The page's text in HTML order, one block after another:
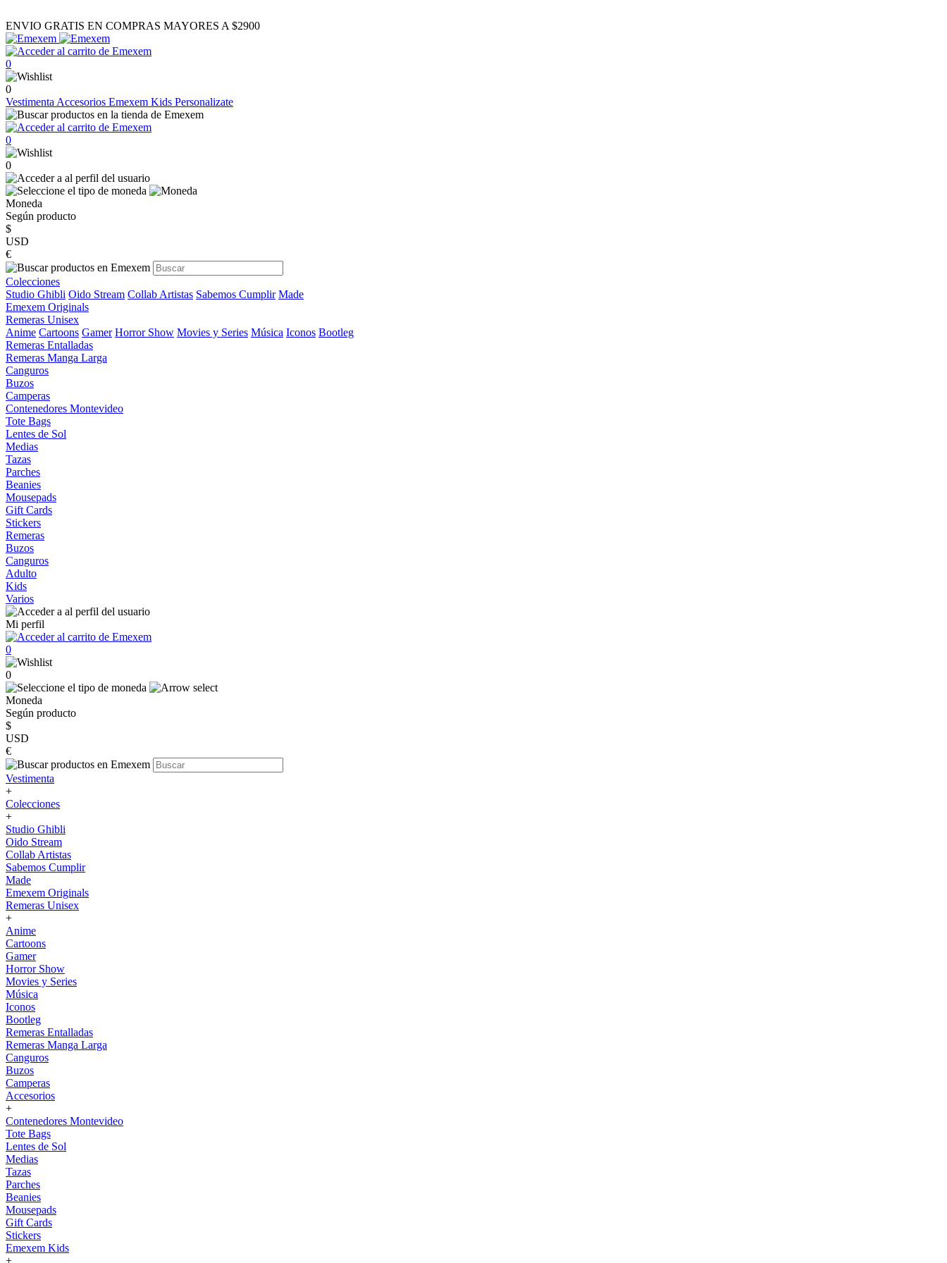
ENVIO GRATIS EN COMPRAS MAYORES A $2900
0
0
Vestimenta Accesorios Emexem Kids Personalizate
0
0
Moneda
Según producto
$
USD
€
Colecciones
Studio Ghibli Oido Stream Collab Artistas Sabemos Cumplir Made
Emexem Originals
Remeras Unisex
Anime Cartoons Gamer Horror Show Movies y Series Música Iconos Bootleg
Remeras Entalladas
Remeras Manga Larga
Canguros
Buzos
Camperas
Contenedores Montevideo
Tote Bags
Lentes de Sol
Medias
Tazas
Parches
Beanies
Mousepads
Gift Cards
Stickers
Remeras
Buzos
Canguros
Adulto
Kids
Varios
Mi perfil
0
0
Moneda
Según producto
$
USD
€
Vestimenta
+
Colecciones
+
Studio Ghibli
Oido Stream
Collab Artistas
Sabemos Cumplir
Made
Emexem Originals
Remeras Unisex
+
Anime
Cartoons
Gamer
Horror Show
Movies y Series
Música
Iconos
Bootleg
Remeras Entalladas
Remeras Manga Larga
Canguros
Buzos
Camperas
Accesorios
+
Contenedores Montevideo
Tote Bags
Lentes de Sol
Medias
Tazas
Parches
Beanies
Mousepads
Gift Cards
Stickers
Emexem Kids
+